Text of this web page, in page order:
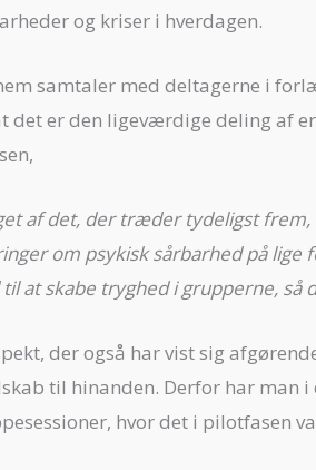
og kriser i hverdagen.
samtaler med deltagerne i
det er den ligeværdige deling af
af det, der træder tydeligst frem,
om psykisk sårbarhed på
at skabe tryghed i grupperne, så
der også har vist sig
til hinanden. Derfor har man
hvor det i pilotfasen